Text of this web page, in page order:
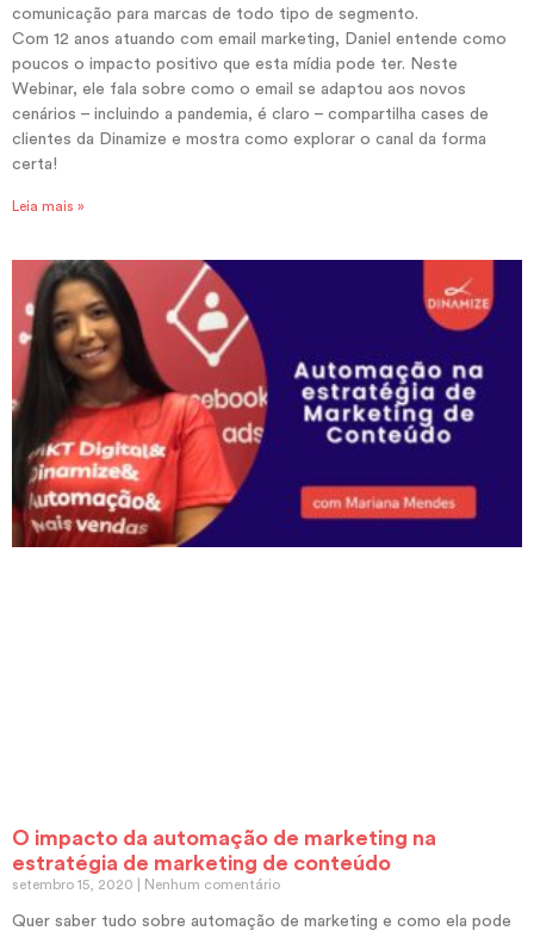
comunicação para marcas de todo tipo de segmento.
Com 12 anos atuando com email marketing, Daniel entende como
poucos o impacto positivo que esta mídia pode ter. Neste
Webinar, ele fala sobre como o email se adaptou aos novos
cenários – incluindo a pandemia, é claro – compartilha cases de
clientes da Dinamize e mostra como explorar o canal da forma
certa!
Leia mais »
O impacto da automação de marketing na
estratégia de marketing de conteúdo
setembro 15, 2020 Nenhum comentário
Quer saber tudo sobre automação de marketing e como ela pode